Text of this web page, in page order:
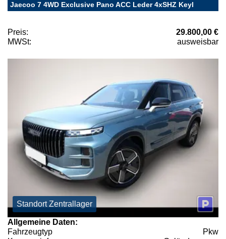
Jaecoo 7 4WD Exclusive Pano ACC Leder 4xSHZ Keyl
Preis:
29.800,00 €
MWSt:
ausweisbar
Standort Zentrallager
Allgemeine Daten:
Fahrzeugtyp
Pkw